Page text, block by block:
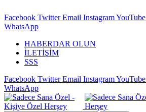
Facebook Twitter Email InstagramYouTube
WhatsApp
HABERDAR OLUN
İLETİŞİM
SSS
Facebook Twitter Email InstagramYouTube
WhatsApp